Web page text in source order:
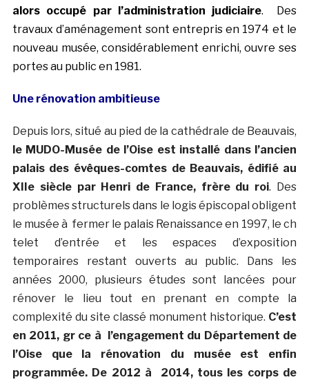
alors occupé par l’administration judiciaire. Des
travaux d’aménagement sont entrepris en 1974 et le
nouveau musée, considérablement enrichi, ouvre ses
portes au public en 1981.
Une rénovation ambitieuse
Depuis lors, situé au pied de la cathédrale de Beauvais,
le MUDO-Musée de l’Oise est installé dans l’ancien
palais des évêques-comtes de Beauvais, édifié au
XIIe siècle par Henri de France, frère du roi. Des
problèmes structurels dans le logis épiscopal obligent
le musée à fermer le palais Renaissance en 1997, le ch
telet d’entrée et les espaces d’exposition
temporaires restant ouverts au public. Dans les
années 2000, plusieurs études sont lancées pour
rénover le lieu tout en prenant en compte la
complexité du site classé monument historique. C’est
en 2011, gr ce à l’engagement du Département de
l’Oise que la rénovation du musée est enfin
programmée. De 2012 à 2014, tous les corps de